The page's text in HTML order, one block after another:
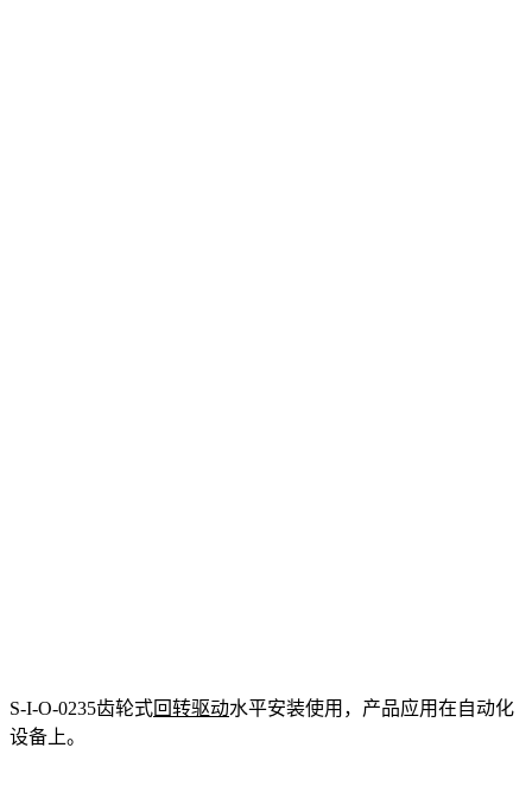
S-I-O-0235齿轮式回转驱动水平安装使用，产品应用在自动化
设备上。